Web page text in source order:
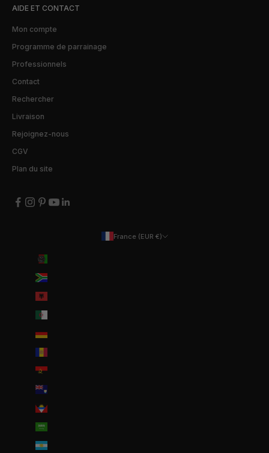
AIDE ET CONTACT
Mon compte
Programme de parrainage
Professionnels
Contact
Rechercher
Livraison
Rejoignez-nous
CGV
Plan du site
France (EUR €)